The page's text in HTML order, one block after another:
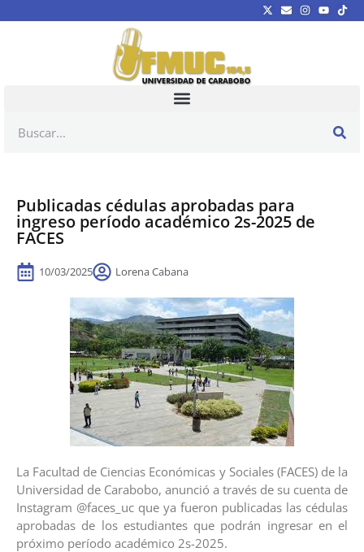
Publicadas cédulas aprobadas para
ingreso período académico 2s-2025 de
FACES
10/03/2025 Lorena Cabana
La Facultad de Ciencias Económicas y Sociales (FACES) de la
Universidad de Carabobo, anunció a través de su cuenta de
Instagram @faces_uc que ya fueron publicadas las cédulas
aprobadas de los estudiantes que podrán ingresar en el
próximo período académico 2s-2025.